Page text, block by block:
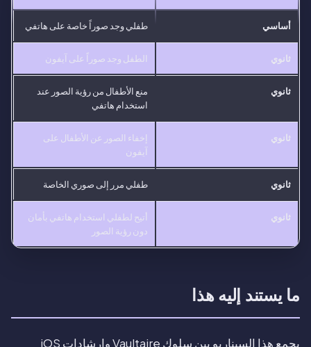
أساسي طفلي وجد صوراً خاصة على هاتفي
ثانوي الطفل وجد صوراً على آيفون
ثانوي
منع الأطفال من رؤية الصور عند
استخدام هاتفي
ثانوي
إخفاء الصور عن الأطفال على
آيفون
ثانوي طفلي مرر إلى صوري الخاصة
ثانوي
أتيح لطفلي استخدام هاتفي بأمان
دون رؤية الصور
ما يستند إليه هذا
يجمع هذا السيناريو بين سلوك Vaultaire وإرشادات iOS